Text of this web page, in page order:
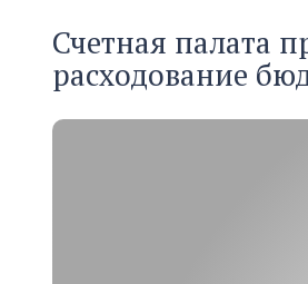
Счетная палата
расходование